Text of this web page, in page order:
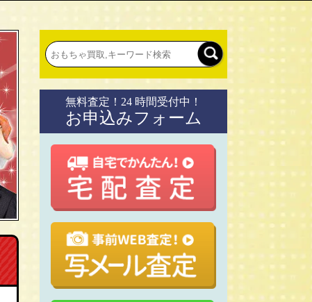
無料査定！24 時間受付中！
お申込みフォーム